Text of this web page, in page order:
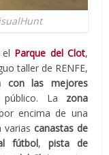
Parque del Clot,
taller de RENFE,
con las mejores
La zona
encima de una
varias canastas de
fútbol, pista de